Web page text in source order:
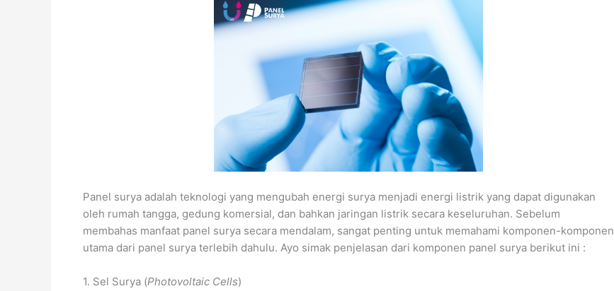
Panel surya adalah teknologi yang mengubah energi surya menjadi energi listrik yang dapat digunakan
oleh rumah tangga, gedung komersial, dan bahkan jaringan listrik secara keseluruhan. Sebelum
membahas manfaat panel surya secara mendalam, sangat penting untuk memahami komponen-komponen
utama dari panel surya terlebih dahulu. Ayo simak penjelasan dari komponen panel surya berikut ini :
1. Sel Surya (Photovoltaic Cells)